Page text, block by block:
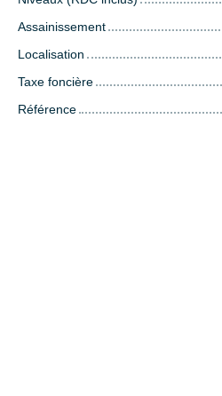
Assainissement
Localisation
Taxe foncière
Référence